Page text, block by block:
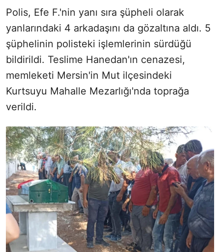
Polis, Efe F.'nin yanı sıra şüpheli olarak
yanlarındaki 4 arkadaşını da gözaltına aldı. 5
şüphelinin polisteki işlemlerinin sürdüğü
bildirildi. Teslime Hanedan'ın cenazesi,
memleketi Mersin'in Mut ilçesindeki
Kurtsuyu Mahalle Mezarlığı'nda toprağa
verildi.